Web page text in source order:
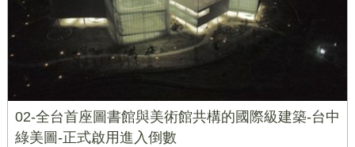
02-全台首座圖書館與美術館共構的國際級建築-台中
綠美圖-正式啟用進入倒數